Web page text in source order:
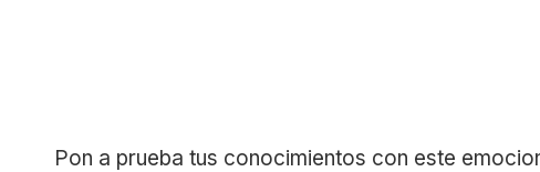
Pon a prueba tus conocimientos con este